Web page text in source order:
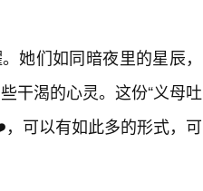
她们如同暗夜里的星辰，
干渴的心灵。这份“义母吐
可以有如此多的形式，可